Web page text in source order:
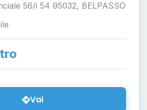
56/i 54 95032, BELPASSO
Vai